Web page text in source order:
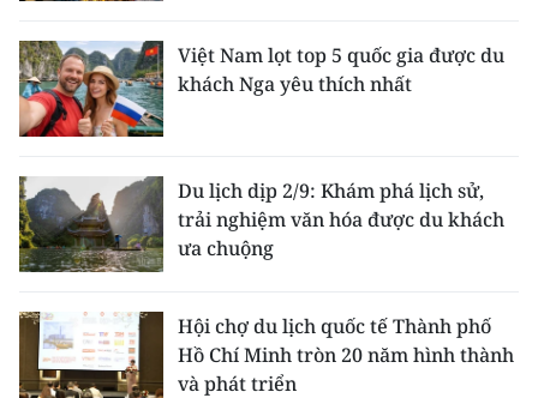
Việt Nam lọt top 5 quốc gia được du
khách Nga yêu thích nhất
Du lịch dịp 2/9: Khám phá lịch sử,
trải nghiệm văn hóa được du khách
ưa chuộng
Hội chợ du lịch quốc tế Thành phố
Hồ Chí Minh tròn 20 năm hình thành
và phát triển